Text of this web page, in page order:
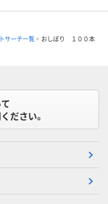
サーチ一覧
おしぼり １００本
ださい。